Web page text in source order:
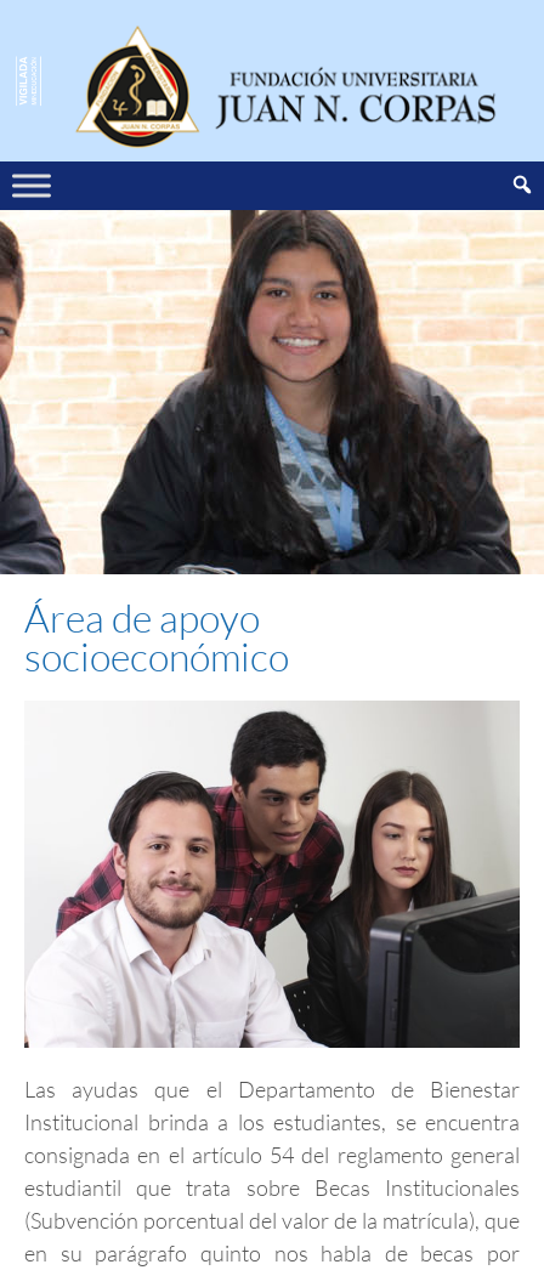
Área de apoyo
socioeconómico
Las ayudas que el Departamento de Bienestar
Institucional brinda a los estudiantes, se encuentra
consignada en el artículo 54 del reglamento general
estudiantil que trata sobre Becas Institucionales
(Subvención porcentual del valor de la matrícula), que
en su parágrafo quinto nos habla de becas por